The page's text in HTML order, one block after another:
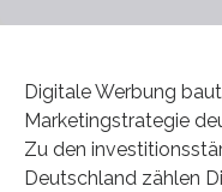
Digitale Werbung
Marketingstrategie
Zu den
Deutschland zählen